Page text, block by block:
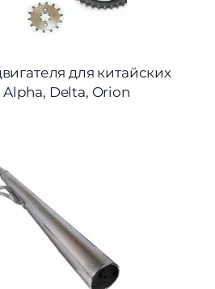
для китайских
Delta, Orion